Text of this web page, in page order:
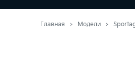
Главная Модели